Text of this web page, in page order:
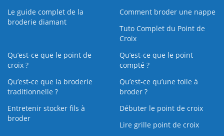
Le guide complet de la
broderie diamant
Comment broder une nappe
Tuto Complet du Point de
Croix
Qu’est-ce que le point de
croix ?
Qu’est-ce que le point
compté ?
Qu’est-ce que la broderie
traditionnelle ?
Qu’est‑ce qu’une toile à
broder ?
Entretenir stocker fils à
broder
Débuter le point de croix
Lire grille point de croix